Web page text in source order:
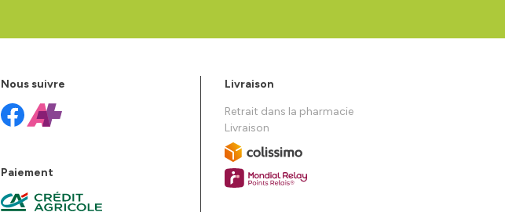
Nous suivre
Paiement
Livraison
Retrait dans la pharmacie
Livraison